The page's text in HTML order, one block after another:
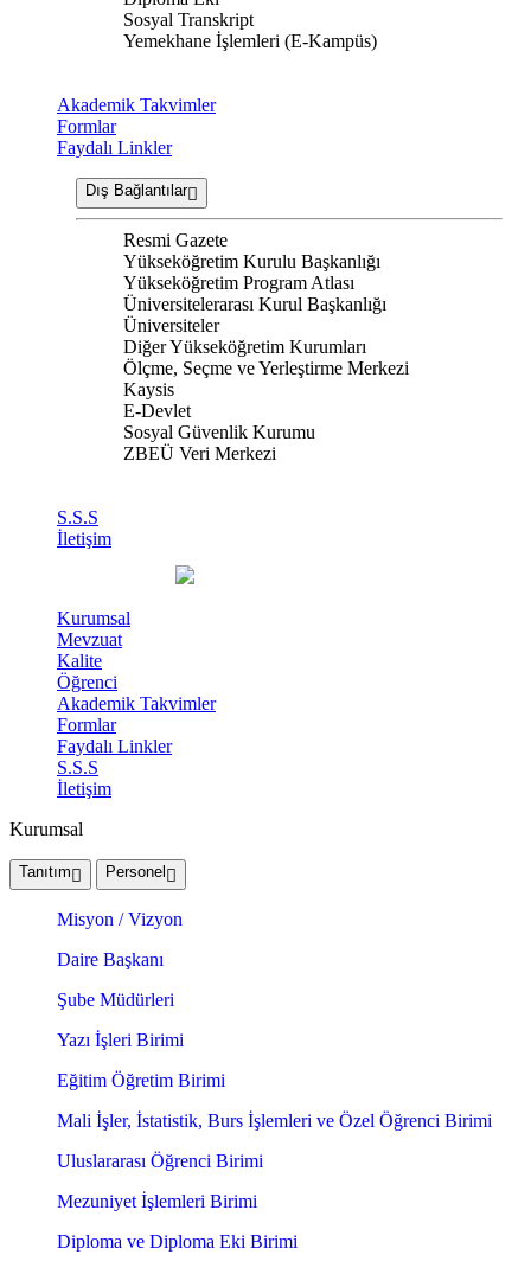
Sosyal Transkript
Yemekhane İşlemleri (E-Kampüs)
Akademik Takvimler
Formlar
Faydalı Linkler
Dış Bağlantılar
Resmi Gazete
Yükseköğretim Kurulu Başkanlığı
Yükseköğretim Program Atlası
Üniversitelerarası Kurul Başkanlığı
Üniversiteler
Diğer Yükseköğretim Kurumları
Ölçme, Seçme ve Yerleştirme Merkezi
Kaysis
E-Devlet
Sosyal Güvenlik Kurumu
ZBEÜ Veri Merkezi
S.S.S
İletişim
Kurumsal
Mevzuat
Kalite
Öğrenci
Akademik Takvimler
Formlar
Faydalı Linkler
S.S.S
İletişim
Kurumsal
Tanıtım Personel
Misyon / Vizyon
Daire Başkanı
Şube Müdürleri
Yazı İşleri Birimi
Eğitim Öğretim Birimi
Mali İşler, İstatistik, Burs İşlemleri ve Özel Öğrenci Birimi
Uluslararası Öğrenci Birimi
Mezuniyet İşlemleri Birimi
Diploma ve Diploma Eki Birimi